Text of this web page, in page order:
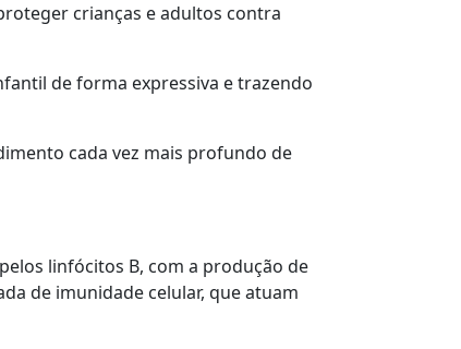
crianças e adultos contra
de forma expressiva e trazendo
cada vez mais profundo de
linfócitos B, com a produção de
de imunidade celular, que atuam